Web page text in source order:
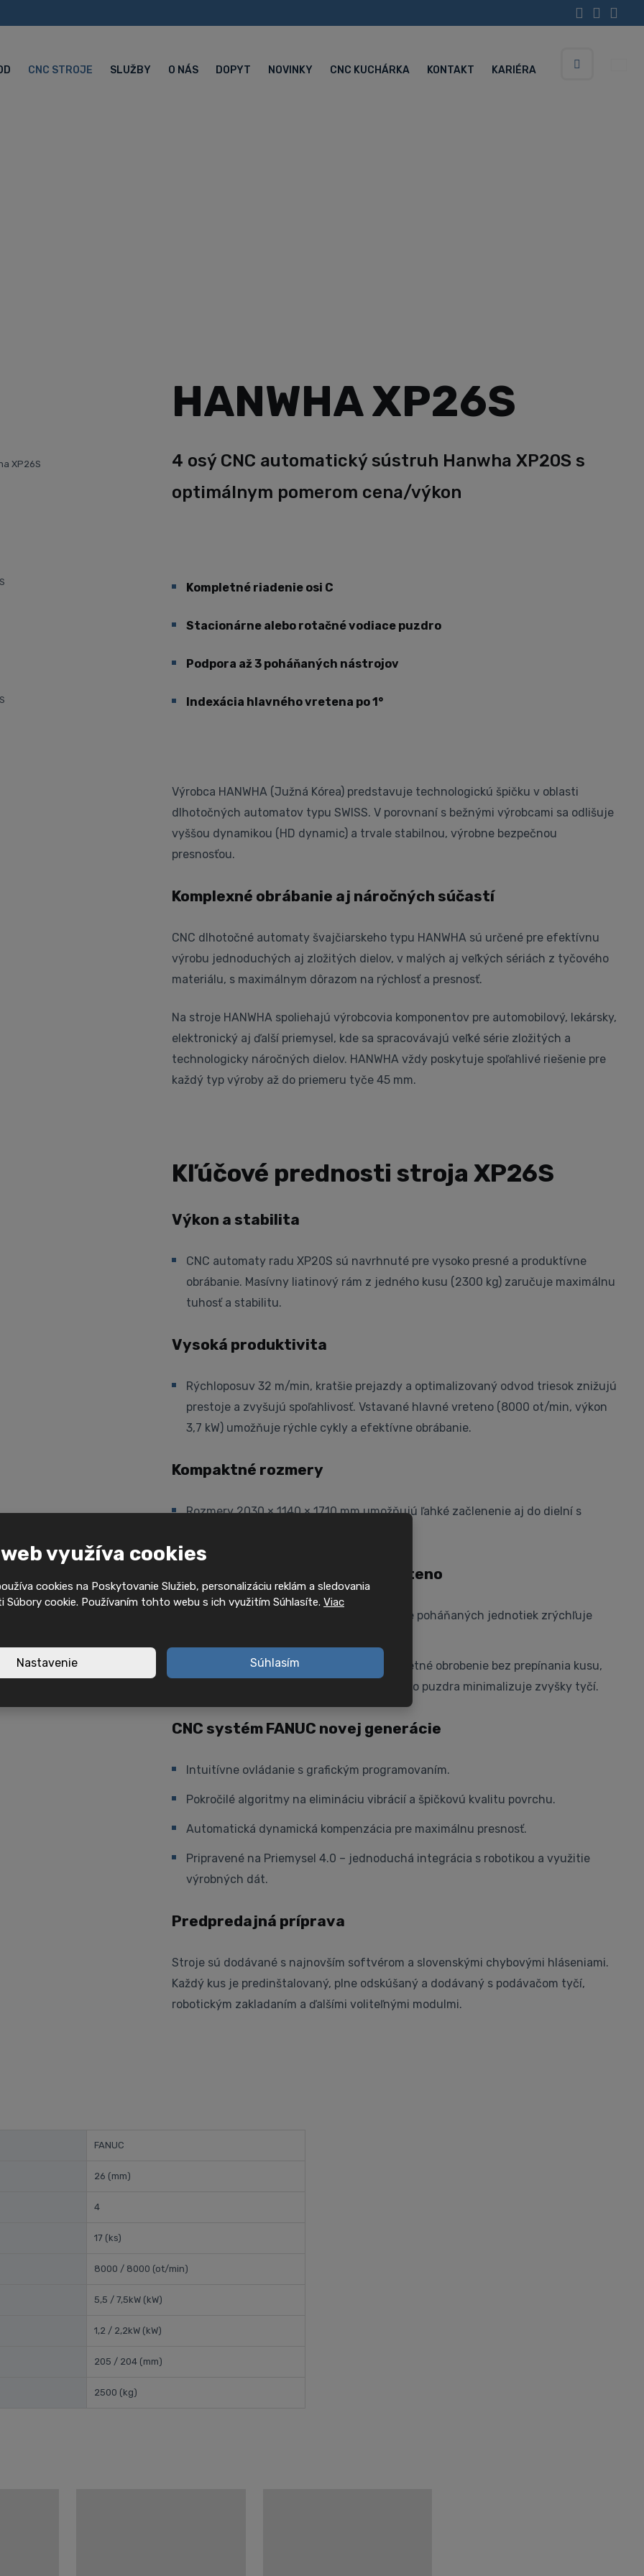
CNC STROJE SLUŽBY O NÁS DOPYT NOVINKY CNC KUCHÁRKA KONTAKT KARIÉRA
XP26S
HANWHA XP26S
4 osý CNC automatický sústruh Hanwha XP20S s
optimálnym pomerom cena/výkon
Kompletné riadenie osi C
Stacionárne alebo rotačné vodiace puzdro
Podpora až 3 poháňaných nástrojov
Indexácia hlavného vretena po 1°
Výrobca HANWHA (Južná Kórea) predstavuje technologickú špičku v oblasti
dlhotočných automatov typu SWISS. V porovnaní s bežnými výrobcami sa odlišuje
vyššou dynamikou (HD dynamic) a trvale stabilnou, výrobne bezpečnou
presnosťou.
Komplexné obrábanie aj náročných súčastí
CNC dlhotočné automaty švajčiarskeho typu HANWHA sú určené pre efektívnu
výrobu jednoduchých aj zložitých dielov, v malých aj veľkých sériách z tyčového
materiálu, s maximálnym dôrazom na rýchlosť a presnosť.
Na stroje HANWHA spoliehajú výrobcovia komponentov pre automobilový, lekársky,
elektronický aj ďalší priemysel, kde sa spracovávajú veľké série zložitých a
technologicky náročných dielov. HANWHA vždy poskytuje spoľahlivé riešenie pre
každý typ výroby až do priemeru tyče 45 mm.
Kľúčové prednosti stroja XP26S
Výkon a stabilita
CNC automaty radu XP20S sú navrhnuté pre vysoko presné a produktívne
obrábanie. Masívny liatinový rám z jedného kusu (2300 kg) zaručuje maximálnu
tuhosť a stabilitu.
Vysoká produktivita
Rýchloposuv 32 m/min, kratšie prejazdy a optimalizovaný odvod triesok znižujú
prestoje a zvyšujú spoľahlivosť. Vstavané hlavné vreteno (8000 ot/min, výkon
3,7 kW) umožňuje rýchle cykly a efektívne obrábanie.
Kompaktné rozmery
Rozmery 2030 × 1140 × 1710 mm umožňujú ľahké začlenenie aj do dielní s
Nástrojové jednotky a protivreteno
Usporiadanie nástrojových pozícií vrátane poháňaných jednotiek zrýchľuje
Dynamické protivreteno umožňuje kompletné obrobenie bez prepínania kusu,
zatiaľ čo optimalizovaný systém vodiaceho puzdra minimalizuje zvyšky tyčí.
CNC systém FANUC novej generácie
Intuitívne ovládanie s grafickým programovaním.
Pokročilé algoritmy na elimináciu vibrácií a špičkovú kvalitu povrchu.
Automatická dynamická kompenzácia pre maximálnu presnosť.
Pripravené na Priemysel 4.0 – jednoduchá integrácia s robotikou a využitie
výrobných dát.
Predpredajná príprava
Stroje sú dodávané s najnovším softvérom a slovenskými chybovými hláseniami.
Každý kus je predinštalovaný, plne odskúšaný a dodávaný s podávačom tyčí,
robotickým zakladaním a ďalšími voliteľnými modulmi.
FANUC
26 (mm)
4
17 (ks)
8000 / 8000 (ot/min)
5,5 / 7,5kW (kW)
1,2 / 2,2kW (kW)
205 / 204 (mm)
2500 (kg)
využíva cookies
cookies na Poskytovanie Služieb, personalizáciu reklám a sledovania
Súbory cookie. Používaním tohto webu s ich využitím Súhlasíte. Viac
Nastavenie Súhlasím